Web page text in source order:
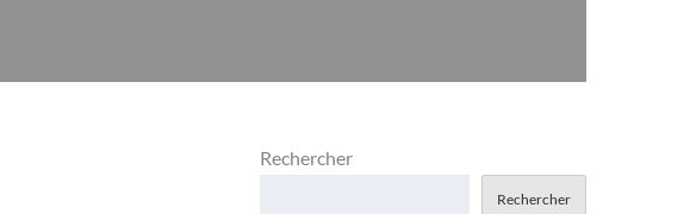
Rechercher
Rechercher